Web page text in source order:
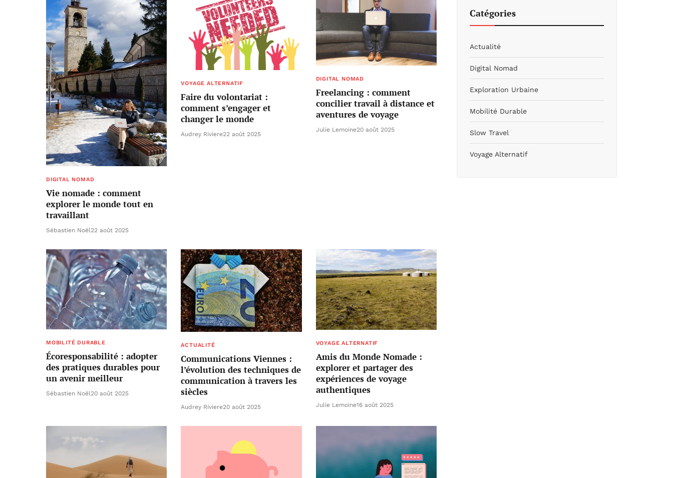
DIGITAL NOMAD
Vie nomade : comment
explorer le monde tout en
travaillant
Sébastien Noël 22 août 2025
VOYAGE ALTERNATIF
Faire du volontariat :
comment s’engager et
changer le monde
Audrey Riviere22 août 2025
DIGITAL NOMAD
Freelancing : comment
concilier travail à distance et
aventures de voyage
Julie Lemoine20 août 2025
MOBILITÉ DURABLE
Écoresponsabilité : adopter
des pratiques durables pour
un avenir meilleur
Sébastien Noël20 août 2025
ACTUALITÉ
Communications Viennes :
l’évolution des techniques de
communication à travers les
siècles
Audrey Riviere20 août 2025
VOYAGE ALTERNATIF
Amis du Monde Nomade :
explorer et partager des
expériences de voyage
authentiques
Julie Lemoine16 août 2025
Catégories
Actualité
Digital Nomad
Exploration Urbaine
Mobilité Durable
Slow Travel
Voyage Alternatif